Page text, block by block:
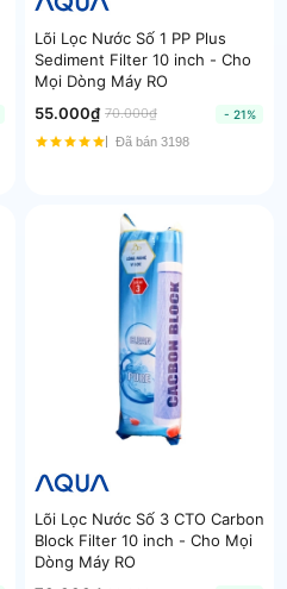
Lõi Lọc Nước Số 1 PP Plus
Sediment Filter 10 inch - Cho
Mọi Dòng Máy RO
55.000₫ 70.000₫
- 21%
Đã bán 3198
Lõi Lọc Nước Số 3 CTO Carbon
Block Filter 10 inch - Cho Mọi
Dòng Máy RO